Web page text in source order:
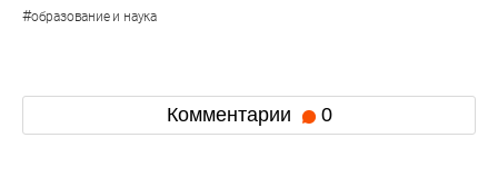
#образование и наука
Комментарии 0